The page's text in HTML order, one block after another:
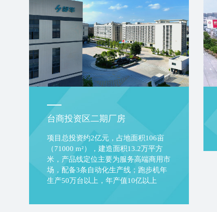
台商投资区二期厂房
项目总投资约2亿元，占地面积106亩
（71000 m²），建造面积13.2万平方
米，产品线定位主要为服务高端商用市
场，配备3条自动化生产线；跑步机年
生产50万台以上，年产值10亿以上